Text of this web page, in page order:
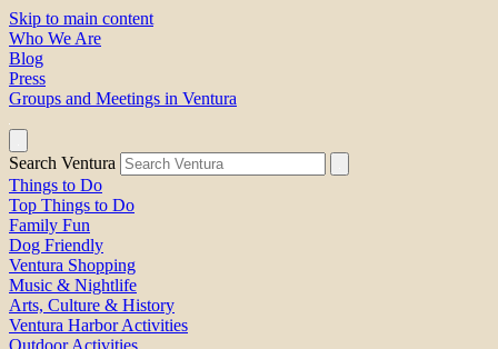
Skip to main content
Who We Are
Blog
Press
Groups and Meetings in Ventura
Search Ventura
Things to Do
Top Things to Do
Family Fun
Dog Friendly
Ventura Shopping
Music & Nightlife
Arts, Culture & History
Ventura Harbor Activities
Outdoor Activities